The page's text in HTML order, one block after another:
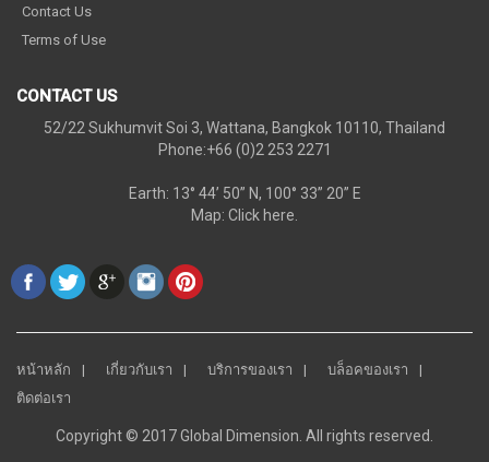
Contact Us
Terms of Use
CONTACT US
52/22 Sukhumvit Soi 3, Wattana, Bangkok 10110, Thailand
Phone:+66 (0)2 253 2271
Earth: 13° 44’ 50” N, 100° 33” 20” E
Map: Click here.
หน้าหลัก เกี่ยวกับเรา บริการของเรา
บล็อคของเรา
ติดต่อเรา
Copyright © 2017 Global Dimension. All rights reserved.